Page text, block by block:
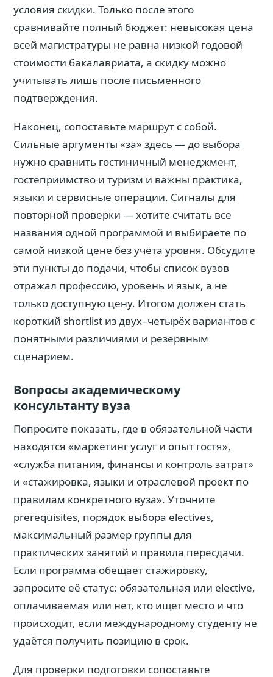
условия скидки. Только после этого
сравнивайте полный бюджет: невысокая цена
всей магистратуры не равна низкой годовой
стоимости бакалавриата, а скидку можно
учитывать лишь после письменного
подтверждения.
Наконец, сопоставьте маршрут с собой.
Сильные аргументы «за» здесь — до выбора
нужно сравнить гостиничный менеджмент,
гостеприимство и туризм и важны практика,
языки и сервисные операции. Сигналы для
повторной проверки — хотите считать все
названия одной программой и выбираете по
самой низкой цене без учёта уровня. Обсудите
эти пункты до подачи, чтобы список вузов
отражал профессию, уровень и язык, а не
только доступную цену. Итогом должен стать
короткий shortlist из двух–четырёх вариантов с
понятными различиями и резервным
сценарием.
Вопросы академическому
консультанту вуза
Попросите показать, где в обязательной части
находятся «маркетинг услуг и опыт гостя»,
«служба питания, финансы и контроль затрат»
и «стажировка, языки и отраслевой проект по
правилам конкретного вуза». Уточните
prerequisites, порядок выбора electives,
максимальный размер группы для
практических занятий и правила пересдачи.
Если программа обещает стажировку,
запросите её статус: обязательная или elective,
оплачиваемая или нет, кто ищет место и что
происходит, если международному студенту не
удаётся получить позицию в срок.
Для проверки подготовки сопоставьте